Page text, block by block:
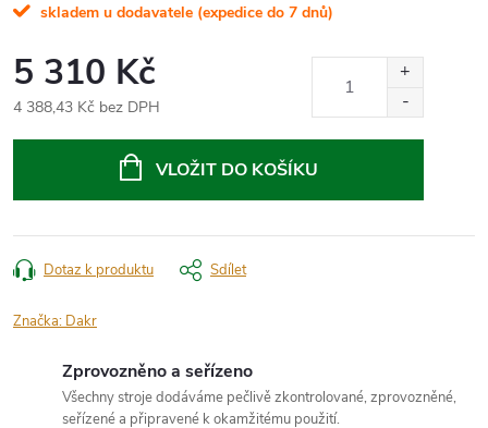
skladem u dodavatele (expedice do 7 dnů)
5 310 Kč
4 388,43 Kč bez DPH
VLOŽIT DO KOŠÍKU
Dotaz k produktu Sdílet
Značka: Dakr
Zprovozněno a seřízeno
Všechny stroje dodáváme pečlivě zkontrolované, zprovozněné,
seřízené a připravené k okamžitému použití.